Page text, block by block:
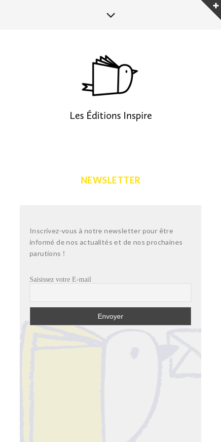
Les Éditions Inspire
NEWSLETTER
Inscrivez-vous à notre newsletter pour être
informé de nos actualités et de nos prochaines
parutions !
Saisissez votre E-mail